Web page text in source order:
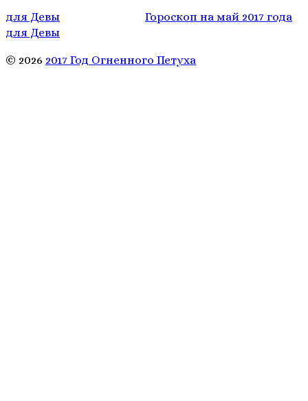
для Девы
Гороскоп на май 2017 года
для Девы
© 2026 2017 Год Огненного Петуха